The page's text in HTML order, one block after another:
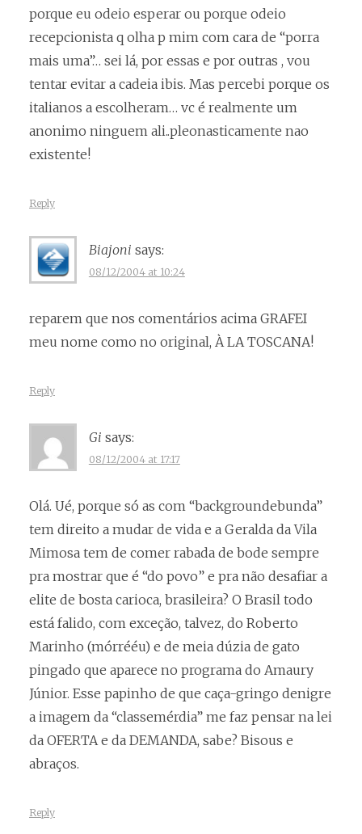
porque eu odeio esperar ou porque odeio
recepcionista q olha p mim com cara de “porra
mais uma”… sei lá, por essas e por outras , vou
tentar evitar a cadeia ibis. Mas percebi porque os
italianos a escolheram… vc é realmente um
anonimo ninguem ali..pleonasticamente nao
existente!
Reply
Biajoni says:
08/12/2004 at 10:24
reparem que nos comentários acima GRAFEI
meu nome como no original, À LA TOSCANA!
Reply
Gi says:
08/12/2004 at 17:17
Olá. Ué, porque só as com “backgroundebunda”
tem direito a mudar de vida e a Geralda da Vila
Mimosa tem de comer rabada de bode sempre
pra mostrar que é “do povo” e pra não desafiar a
elite de bosta carioca, brasileira? O Brasil todo
está falido, com exceção, talvez, do Roberto
Marinho (mórrééu) e de meia dúzia de gato
pingado que aparece no programa do Amaury
Júnior. Esse papinho de que caça-gringo denigre
a imagem da “classemérdia” me faz pensar na lei
da OFERTA e da DEMANDA, sabe? Bisous e
abraços.
Reply